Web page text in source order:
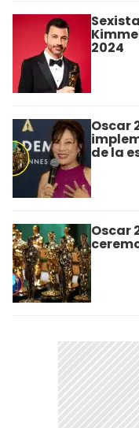
2024
Oscar
de la
Oscar